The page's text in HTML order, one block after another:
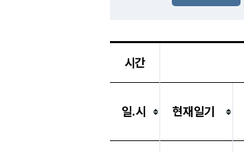
-
시간
일.시 현재일기